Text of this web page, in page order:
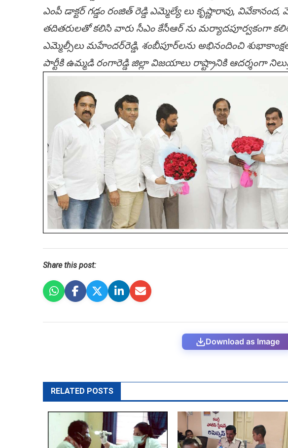
ఎంపీ డాక్టర్ గడ్డం రంజిత్ రెడ్డి ఎమ్మెల్యే లు కృష్ణారావు,
తదితరులతో కలిసి వారు సీఎం కేసీఆర్ ను మర్యాదపూర్వకంగా
ఎమ్మెల్సీలు మ‌హేంద‌ర్‌రెడ్డి, శంబీపూర్‌ల‌ను అభినందించి
పార్టీకి ఉమ్మడి రంగారెడ్డి జిల్లా విజయాలు రాష్ట్రానికి ఆదర్శంగా
Share this post:
Download as Image
RELATED POSTS